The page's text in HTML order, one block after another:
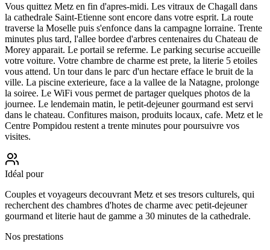
Vous quittez Metz en fin d'apres-midi. Les vitraux de Chagall dans
la cathedrale Saint-Etienne sont encore dans votre esprit. La route
traverse la Moselle puis s'enfonce dans la campagne lorraine. Trente
minutes plus tard, l'allee bordee d'arbres centenaires du Chateau de
Morey apparait. Le portail se referme. Le parking securise accueille
votre voiture. Votre chambre de charme est prete, la literie 5 etoiles
vous attend. Un tour dans le parc d'un hectare efface le bruit de la
ville. La piscine exterieure, face a la vallee de la Natagne, prolonge
la soiree. Le WiFi vous permet de partager quelques photos de la
journee. Le lendemain matin, le petit-dejeuner gourmand est servi
dans le chateau. Confitures maison, produits locaux, cafe. Metz et le
Centre Pompidou restent a trente minutes pour poursuivre vos
visites.
Idéal pour
Couples et voyageurs decouvrant Metz et ses tresors culturels, qui
recherchent des chambres d'hotes de charme avec petit-dejeuner
gourmand et literie haut de gamme a 30 minutes de la cathedrale.
Nos prestations